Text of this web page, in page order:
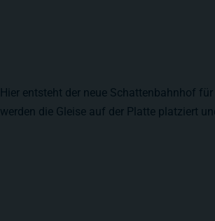
Hier entsteht der neue Schattenbahnhof
werden die Gleise auf der Platte platziert